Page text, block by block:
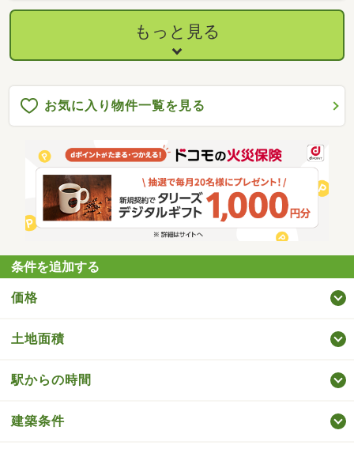
もっと見る
お気に入り物件一覧を見る
条件を追加する
価格
土地面積
駅からの時間
建築条件